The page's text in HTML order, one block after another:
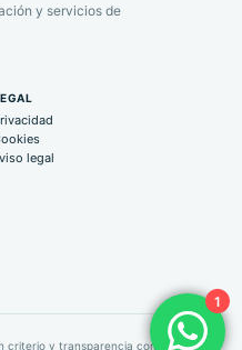
y servicios de
legal
criterio y transparencia comercial.
1